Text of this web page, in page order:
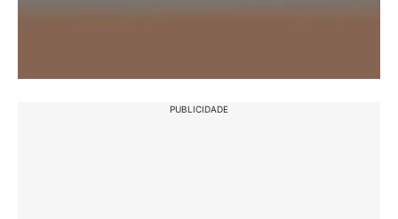
PUBLICIDADE